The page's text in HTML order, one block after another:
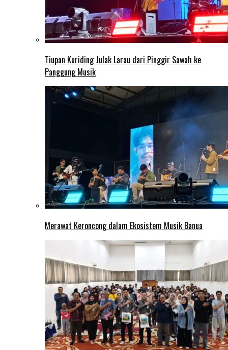
Tiupan Kuriding Julak Larau dari Pinggir Sawah ke
Panggung Musik
Merawat Keroncong dalam Ekosistem Musik Banua